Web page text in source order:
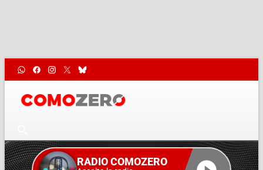
RADIO COMOZERO